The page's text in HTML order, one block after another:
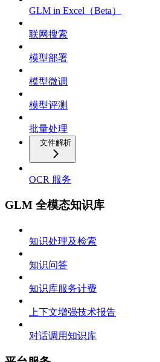
GLM in Excel（Beta）
联网搜索
模型部署
模型微调
模型评测
批量处理
文件解析
OCR 服务
GLM 全模态知识库
知识处理及检索
知识问答
知识库服务计费
上下文增强技术报告
对话调用知识库